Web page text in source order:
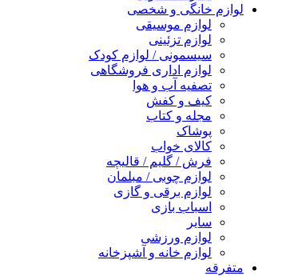
لوازم خانگی و شخصی
لوازم موسیقی
لوازم تزئینی
سیسمونی / لوازم کودک
لوازم اداری فروشگاهی
تصفیه آب و هوا
کیف و کفش
مجله و کتاب
پوشاک
کالای خواب
فرش / گلیم / قالیچه
لوازم چوبی / مبلمان
لوازم برقی و گازی
اسباب بازی
سایر
لوازم ورزشی
لوازم خانه و آشپزخانه
متفرقه